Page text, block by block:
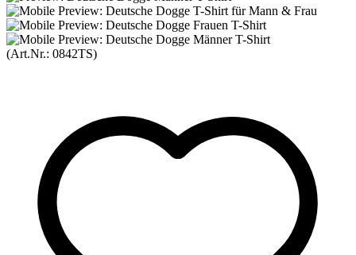
(Art.Nr.: 0842TS)